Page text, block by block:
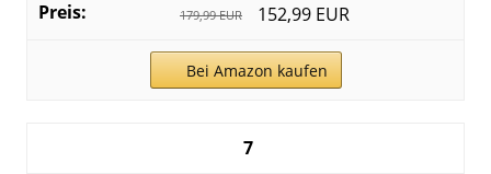
179,99 EUR 152,99 EUR
Bei Amazon kaufen
7